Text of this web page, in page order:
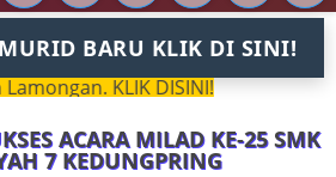
BARU KLIK DI SINI!
KLIK DISINI!
ACARA MILAD KE-25 SMK
7 KEDUNGPRING